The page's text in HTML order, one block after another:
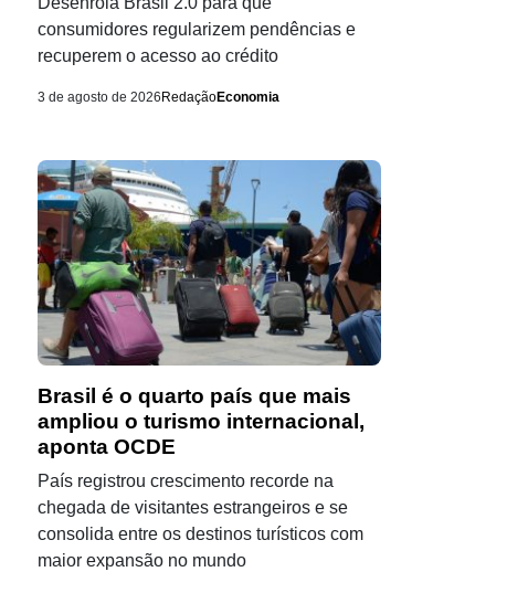
consumidores regularizem pendências e
recuperem o acesso ao crédito
3 de agosto de 2026 RedaçãoEconomia
Brasil é o quarto país que mais
ampliou o turismo internacional,
aponta OCDE
País registrou crescimento recorde na
chegada de visitantes estrangeiros e se
consolida entre os destinos turísticos com
maior expansão no mundo